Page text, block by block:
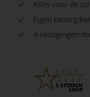
Alles voor de
Eigen
4 vestigingen